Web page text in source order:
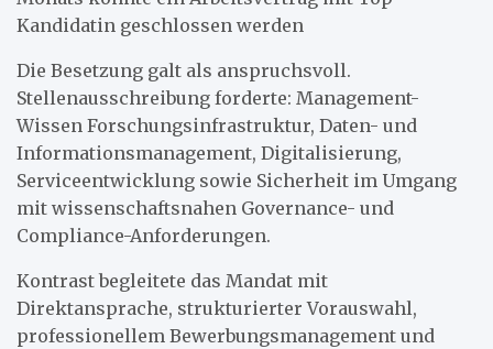
Kandidatin geschlossen werden
Die Besetzung galt als anspruchsvoll.
Stellenausschreibung forderte: Management-
Wissen Forschungsinfrastruktur, Daten- und
Informationsmanagement, Digitalisierung,
Serviceentwicklung sowie Sicherheit im Umgang
mit wissenschaftsnahen Governance- und
Compliance-Anforderungen.
Kontrast begleitete das Mandat mit
Direktansprache, strukturierter Vorauswahl,
professionellem Bewerbungsmanagement und